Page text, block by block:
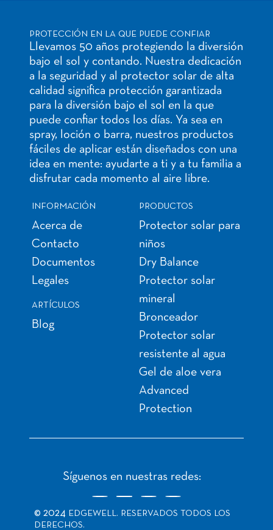
PROTECCIÓN EN LA QUE PUEDE CONFIAR
Llevamos 50 años protegiendo la diversión
bajo el sol y contando. Nuestra dedicación
a la seguridad y al protector solar de alta
calidad significa protección garantizada
para la diversión bajo el sol en la que
puede confiar todos los días. Ya sea en
spray, loción o barra, nuestros productos
fáciles de aplicar están diseñados con una
idea en mente: ayudarte a ti y a tu familia a
disfrutar cada momento al aire libre.
INFORMACIÓN
Acerca de
Contacto
Documentos
Legales
ARTÍCULOS
Blog
PRODUCTOS
Protector solar para
niños
Dry Balance
Protector solar
mineral
Bronceador
Protector solar
resistente al agua
Gel de aloe vera
Advanced
Protection
© 2024 EDGEWELL. RESERVADOS TODOS LOS
DERECHOS.
Síguenos en nuestras redes: